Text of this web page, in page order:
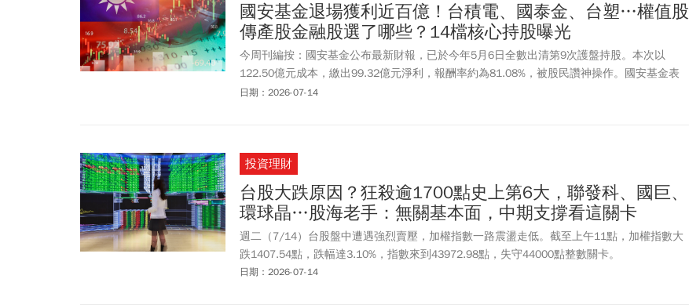
國安基金退場獲利近百億！台積電、國泰金、台塑…權值股
傳產股金融股選了哪些？14檔核心持股曝光
今周刊編按：國安基金公布最新財報，已於今年5月6日全數出清第9次護盤持股。本次以
122.50億元成本，繳出99.32億元淨利，報酬率約為81.08%，被股民讚神操作。國安基金表
示，進場期間成功穩定市場信心，退場過程亦未對台股造成衝擊，充分發揮穩定金融市場功
勝關鍵在於「精準鎖定科技權值股」與傳產、金融指標股，尤以台積電(2330)為穩定市場信心
的指標，還包含聯發科(2454)、台達電(2308)、鴻海(2317)、廣達(2382)、日月光投控(3711)
等半導體與AI伺服器供應鏈核心企業。金融權值股(穩盤中流砥柱)則包含獲利穩健的公股與民
營金控龍頭，如富邦金(2881)、國泰金(2882)、兆豐金(2886)、中信金(2891)、元大金(2885)
等，用以撐盤並在退場期間貢獻穩定的股利收入；傳統產業龍頭挑選具備極佳基本面的產業龍
頭如台塑(1301)、台泥(1101)、中鋼(2002)等。
日期：2026-07-14
投資理財
台股大跌原因？狂殺逾1700點史上第6大，聯發科、國巨、
環球晶…股海老手：無關基本面，中期支撐看這關卡
週二（7/14）台股盤中遭遇強烈賣壓，加權指數一路震盪走低。截至上午11點，加權指數大
跌1407.54點，跌幅達3.10%，指數來到43972.98點，失守44000點整數關卡。
日期：2026-07-14